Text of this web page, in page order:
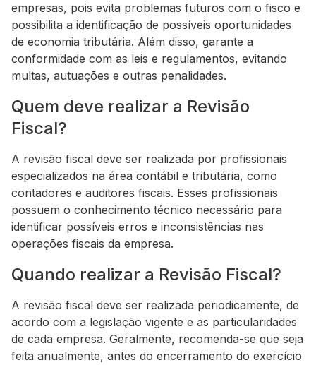
empresas, pois evita problemas futuros com o fisco e
possibilita a identificação de possíveis oportunidades
de economia tributária. Além disso, garante a
conformidade com as leis e regulamentos, evitando
multas, autuações e outras penalidades.
Quem deve realizar a Revisão
Fiscal?
A revisão fiscal deve ser realizada por profissionais
especializados na área contábil e tributária, como
contadores e auditores fiscais. Esses profissionais
possuem o conhecimento técnico necessário para
identificar possíveis erros e inconsistências nas
operações fiscais da empresa.
Quando realizar a Revisão Fiscal?
A revisão fiscal deve ser realizada periodicamente, de
acordo com a legislação vigente e as particularidades
de cada empresa. Geralmente, recomenda-se que seja
feita anualmente, antes do encerramento do exercício